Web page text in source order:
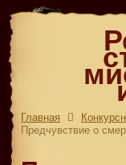
Главная
Предчувствие о